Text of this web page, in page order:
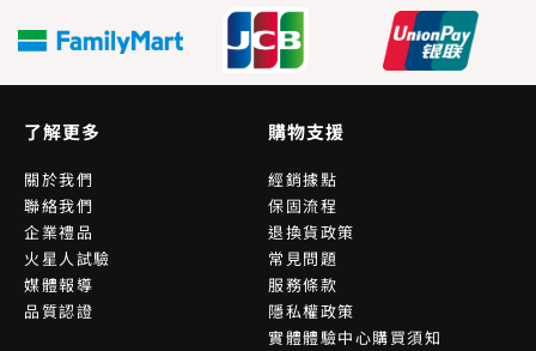
了解更多
關於我們
聯絡我們
企業禮品
火星人試驗
媒體報導
品質認證
購物支援
經銷據點
保固流程
退換貨政策
常見問題
服務條款
隱私權政策
實體體驗中心購買須知